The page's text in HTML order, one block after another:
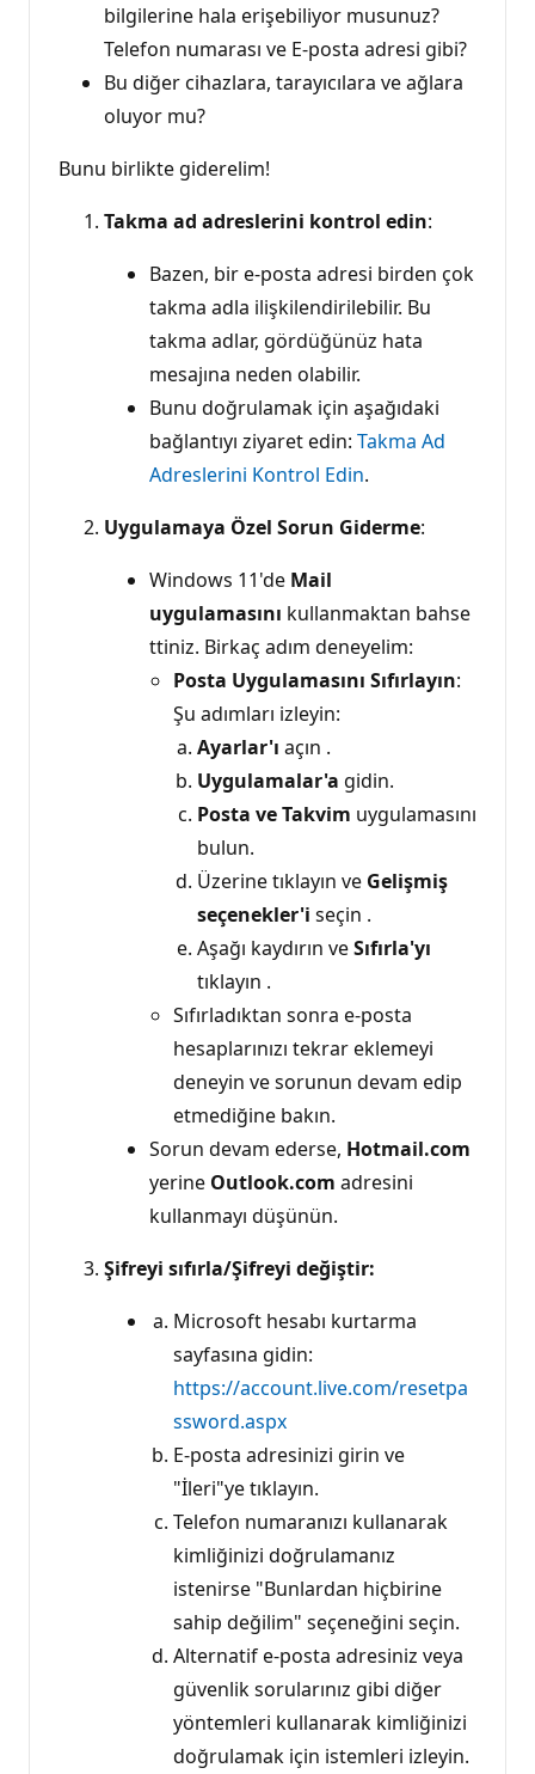
bilgilerine hala erişebiliyor musunuz?
Telefon numarası ve E-posta adresi gibi?
Bu diğer cihazlara, tarayıcılara ve ağlara
oluyor mu?
Bunu birlikte giderelim!
Takma ad adreslerini kontrol edin:
Bazen, bir e-posta adresi birden çok
takma adla ilişkilendirilebilir. Bu
takma adlar, gördüğünüz hata
mesajına neden olabilir.
Bunu doğrulamak için aşağıdaki
bağlantıyı ziyaret edin: Takma Ad
Adreslerini Kontrol Edin.
Uygulamaya Özel Sorun Giderme:
Windows 11'de Mail
uygulamasını kullanmaktan bahse
ttiniz. Birkaç adım deneyelim:
Posta Uygulamasını Sıfırlayın:
Şu adımları izleyin:
Ayarlar'ı açın .
Uygulamalar'a gidin.
Posta ve Takvim uygulamasını
bulun.
Üzerine tıklayın ve Gelişmiş
seçenekler'i seçin .
Aşağı kaydırın veSıfırla'yı
tıklayın .
Sıfırladıktan sonra e-posta
hesaplarınızı tekrar eklemeyi
deneyin ve sorunun devam edip
etmediğine bakın.
Sorun devam ederse, Hotmail.com
yerine Outlook.com adresini
kullanmayı düşünün.
Şifreyi sıfırla/Şifreyi değiştir:
Microsoft hesabı kurtarma
sayfasına gidin:
https://account.live.com/resetpa
ssword.aspx
E-posta adresinizi girin ve
"İleri"ye tıklayın.
Telefon numaranızı kullanarak
kimliğinizi doğrulamanız
istenirse "Bunlardan hiçbirine
sahip değilim" seçeneğini seçin.
Alternatif e-posta adresiniz veya
güvenlik sorularınız gibi diğer
yöntemleri kullanarak kimliğinizi
doğrulamak için istemleri izleyin.